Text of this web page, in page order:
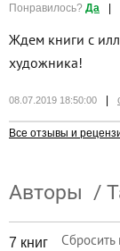
Понравилось? Да |
Ждем книги с
художника!
08.07.2019 18:50:00
Все отзывы и
Авторы /
7 книг Сбросить